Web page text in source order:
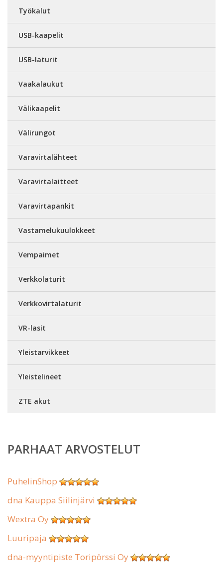
Työkalut
USB-kaapelit
USB-laturit
Vaakalaukut
Välikaapelit
Välirungot
Varavirtalähteet
Varavirtalaitteet
Varavirtapankit
Vastamelukuulokkeet
Vempaimet
Verkkolaturit
Verkkovirtalaturit
VR-lasit
Yleistarvikkeet
Yleistelineet
ZTE akut
PARHAAT ARVOSTELUT
PuhelinShop
dna Kauppa Siilinjärvi
Wextra Oy
Luuripaja
dna-myyntipiste Toripörssi Oy